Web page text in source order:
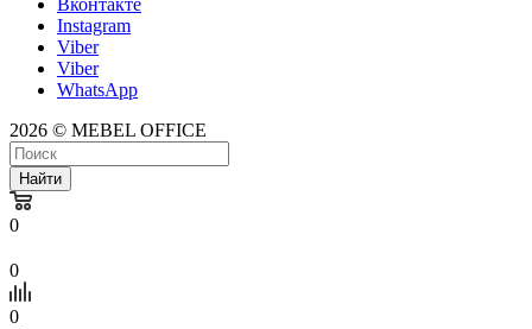
Instagram
Viber
Viber
WhatsApp
2026 © MEBEL OFFICE
Найти
0
0
0